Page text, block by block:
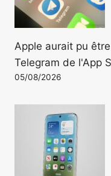
Apple aurait pu
Telegram de l'App
05/08/2026